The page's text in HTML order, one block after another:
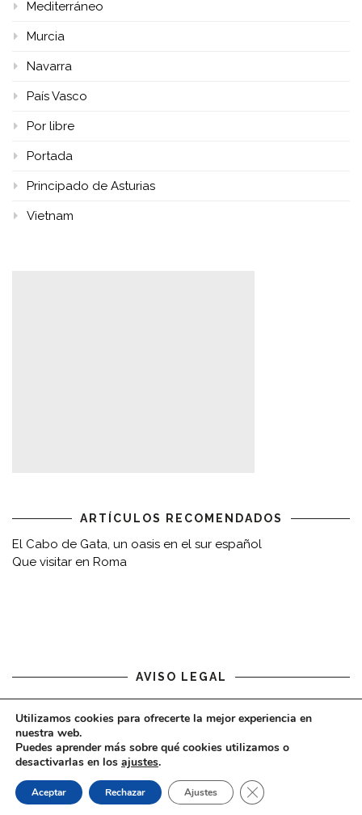
Mediterráneo
Murcia
Navarra
País Vasco
Por libre
Portada
Principado de Asturias
Vietnam
ARTÍCULOS RECOMENDADOS
El Cabo de Gata, un oasis en el sur español
Que visitar en Roma
AVISO LEGAL
Aviso legal
COPYRIGHT © 2020 - VIAJARDESPACIO.COM
Utilizamos cookies para ofrecerte la mejor experiencia en
nuestra web.
Puedes aprender más sobre qué cookies utilizamos o
desactivarlas en los ajustes.
Aceptar Rechazar Ajustes CERRAR EL